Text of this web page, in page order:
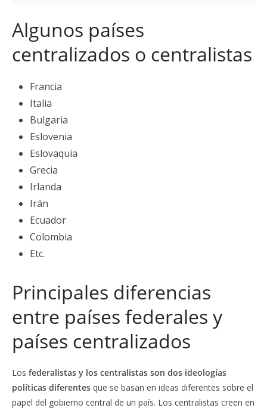
Algunos países
centralizados o centralistas
Francia
Italia
Bulgaria
Eslovenia
Eslovaquia
Grecia
Irlanda
Irán
Ecuador
Colombia
Etc.
Principales diferencias
entre países federales y
países centralizados
Los federalistas y los centralistas son dos ideologías
políticas diferentes que se basan en ideas diferentes sobre el
papel del gobierno central de un país. Los centralistas creen en